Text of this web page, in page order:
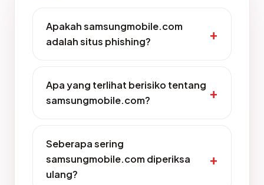
Apakah samsungmobile.com
adalah situs phishing?
Apa yang terlihat berisiko tentang
samsungmobile.com?
Seberapa sering
samsungmobile.com diperiksa
ulang?